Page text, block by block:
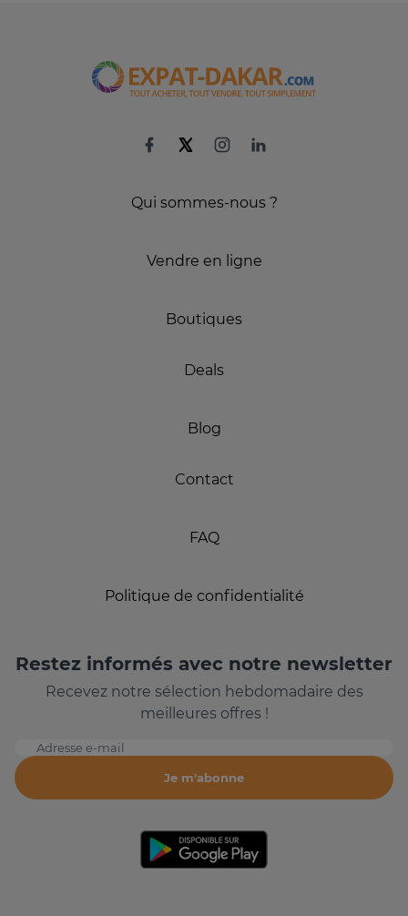
Qui sommes-nous ?
Vendre en ligne
Boutiques
Deals
Blog
Contact
FAQ
Politique de confidentialité
Restez informés avec notre newsletter
Recevez notre sélection hebdomadaire des
meilleures offres !
Adresse e-mail
Je m'abonne